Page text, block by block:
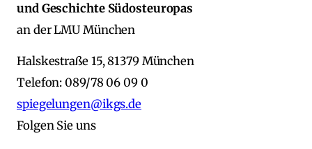
und Geschichte Südosteuropas
an der LMU München
Halskestraße 15, 81379 München
Telefon: 089/78 06 09 0
spiegelungen@ikgs.de
Folgen Sie uns